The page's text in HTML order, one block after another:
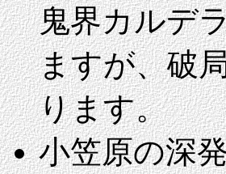
鬼界カルデ
ますが、破
ります。
小笠原の深